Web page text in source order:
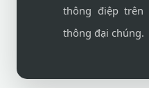
thông điệp trên
thông đại chúng.